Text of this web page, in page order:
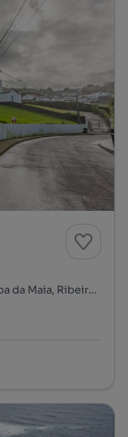
Rua Nossa Senhora da Conceição, Lomba da Maia, Ribeira Grande, Ilha de São Miguel